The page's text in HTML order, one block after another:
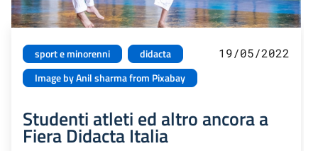
sport e minorenni
didacta
Image by Anil sharma from Pixabay
19/05/2022
Studenti atleti ed altro ancora a
Fiera Didacta Italia